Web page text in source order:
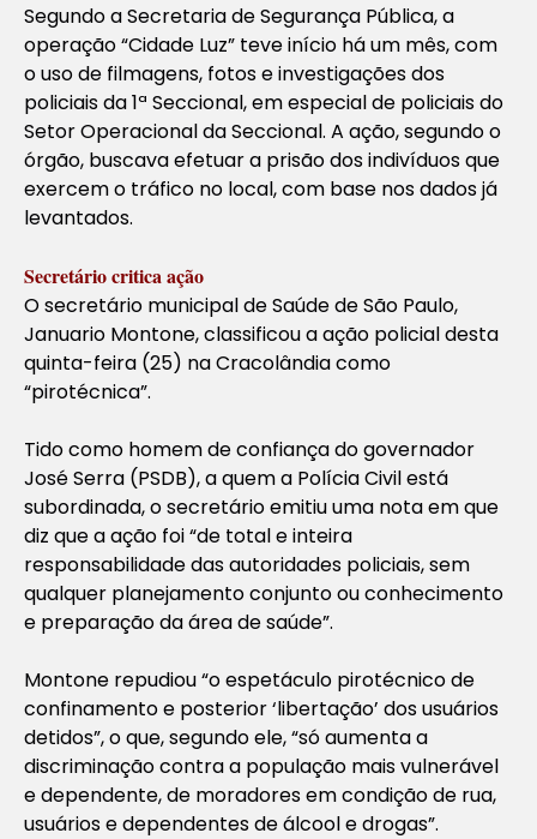
Segundo a Secretaria de Segurança Pública, a
operação “Cidade Luz” teve início há um mês, com
o uso de filmagens, fotos e investigações dos
policiais da 1ª Seccional, em especial de policiais do
Setor Operacional da Seccional. A ação, segundo o
órgão, buscava efetuar a prisão dos indivíduos que
exercem o tráfico no local, com base nos dados já
levantados.
Secretário critica ação
O secretário municipal de Saúde de São Paulo,
Januario Montone, classificou a ação policial desta
quinta-feira (25) na Cracolândia como
“pirotécnica”.
Tido como homem de confiança do governador
José Serra (PSDB), a quem a Polícia Civil está
subordinada, o secretário emitiu uma nota em que
diz que a ação foi “de total e inteira
responsabilidade das autoridades policiais, sem
qualquer planejamento conjunto ou conhecimento
e preparação da área de saúde”.
Montone repudiou “o espetáculo pirotécnico de
confinamento e posterior ‘libertação’ dos usuários
detidos”, o que, segundo ele, “só aumenta a
discriminação contra a população mais vulnerável
e dependente, de moradores em condição de rua,
usuários e dependentes de álcool e drogas”.